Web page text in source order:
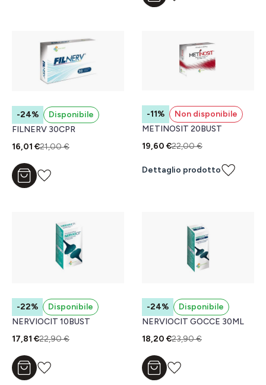
-24%
Disponibile
FILNERV 30CPR
16,01 €21,00 €
Aggiungi al carrello
-11%
Non disponibile
METINOSIT 20BUST
19,60 €22,00 €
Dettaglio prodotto
-22%
Disponibile
NERVIOCIT 10BUST
17,81 €22,90 €
Aggiungi al carrello
-24%
Disponibile
NERVIOCIT GOCCE 30ML
18,20 €23,90 €
Aggiungi al carrello